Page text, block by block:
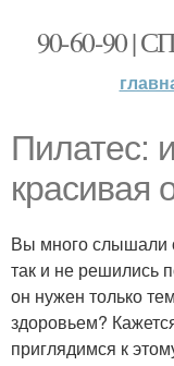
90-60-90
Пилатес:
красивая
Вы много слышали
так и не решились
он нужен только
здоровьем?
приглядимся к